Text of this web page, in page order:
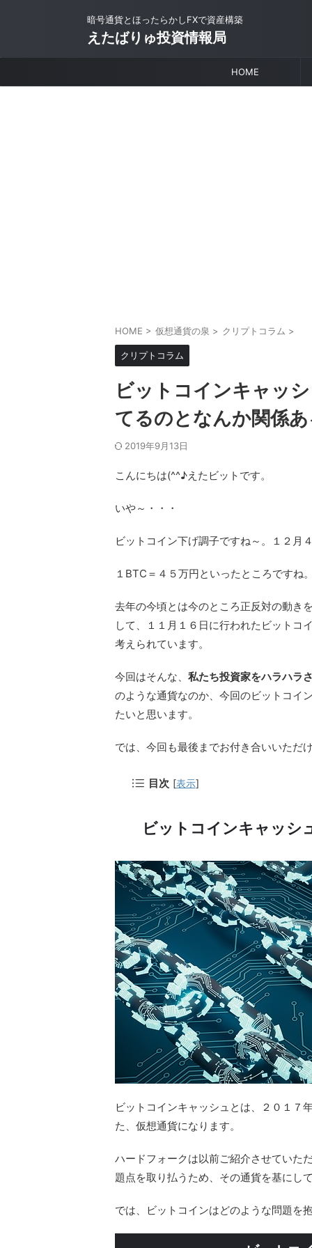
暗号通貨とほったらかしFXで資産構築
えたばりゅ投資情報局
HOME
HOME > 仮想通貨の泉 > クリプトコラム >
クリプトコラム
ビットコインキャッ
てるのとなんか関係
2019年9月13日
こんにちは(^^♪えたビットです。
いや～・・・
ビットコイン下げ調子ですね～。１２月
１BTC＝４５万円といったところですね
去年の今頃とは今のところ正反対の動き
して、１１月１６日に行われたビットコ
考えられています。
今回はそんな、 私たち投資家をハラハラ
のような通貨なのか、今回のビットコイ
たいと思います。
では、今回も最後までお付き合いいただ
目次 [表示]
ビットコインキャッシ
ビットコインキャッシュとは、２０１７
た、仮想通貨になります。
ハードフォークは以前ご紹介させていた
題点を取り払うため、その通貨を基にし
では、ビットコインはどのような問題を